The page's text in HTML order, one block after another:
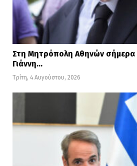
Στη Μητρόπολη Αθηνών σήμερα
Γιάννη…
Τρίτη, 4 Αυγούστου, 2026